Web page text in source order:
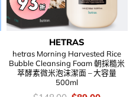
HETRAS
hetras Morning Harvested Rice
Bubble Cleansing Foam 朝採糙米
萃酵素微米泡沫潔面 – 大容量
500ml